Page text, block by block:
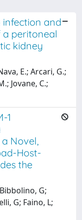
infection and
a peritoneal
kidney
E.; Arcari, G.;
Jovane, C.;
1
Novel,
Host-
the
G;
G; Faino, L;